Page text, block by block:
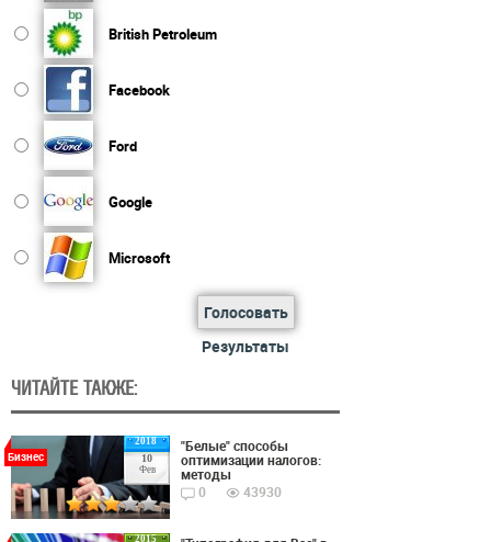
British Petroleum
Facebook
Ford
Google
Microsoft
Голосовать
Результаты
ЧИТАЙТЕ ТАКЖЕ:
2018
10
Фев
Бизнес
"Белые" способы
оптимизации налогов:
методы
0
43930
2015